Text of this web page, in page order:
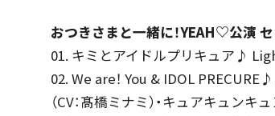
おつきさまと一緒に！YEAH♡公演
01. キミとアイドルプリキュア♪
02. We are！ You & IDOL
（CV：髙橋ミナミ）・キュアキュンキ